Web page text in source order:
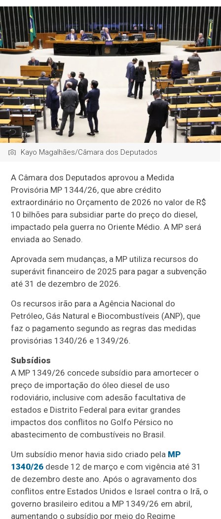
Kayo Magalhães/Câmara dos Deputados
A Câmara dos Deputados aprovou a Medida
Provisória MP 1344/26, que abre crédito
extraordinário no Orçamento de 2026 no valor de R$
10 bilhões para subsidiar parte do preço do diesel,
impactado pela guerra no Oriente Médio. A MP será
enviada ao Senado.
Aprovada sem mudanças, a MP utiliza recursos do
superávit financeiro de 2025 para pagar a subvenção
até 31 de dezembro de 2026.
Os recursos irão para a Agência Nacional do
Petróleo, Gás Natural e Biocombustíveis (ANP), que
faz o pagamento segundo as regras das medidas
provisórias 1340/26 e 1349/26.
Subsídios
A MP 1349/26 concede subsídio para amortecer o
preço de importação do óleo diesel de uso
rodoviário, inclusive com adesão facultativa de
estados e Distrito Federal para evitar grandes
impactos dos conflitos no Golfo Pérsico no
abastecimento de combustíveis no Brasil.
Um subsídio menor havia sido criado pela MP
1340/26 desde 12 de março e com vigência até 31
de dezembro deste ano. Após o agravamento dos
conflitos entre Estados Unidos e Israel contra o Irã, o
governo brasileiro editou a MP 1349/26 em abril,
aumentando o subsídio por meio do Regime